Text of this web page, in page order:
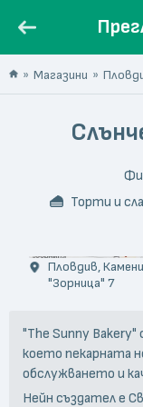
Магазини
Торти и
Пловдив,
"Зорница" 7
"The Sunny Bakery"
което пекарната
обслужването и
Нейн създател е